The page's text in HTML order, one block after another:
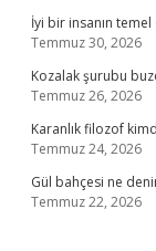
İyi bir insanın
Temmuz 30, 2026
Kozalak şurubu
Temmuz 26, 2026
Karanlık filozof
Temmuz 24, 2026
Gül bahçesi ne
Temmuz 22, 2026